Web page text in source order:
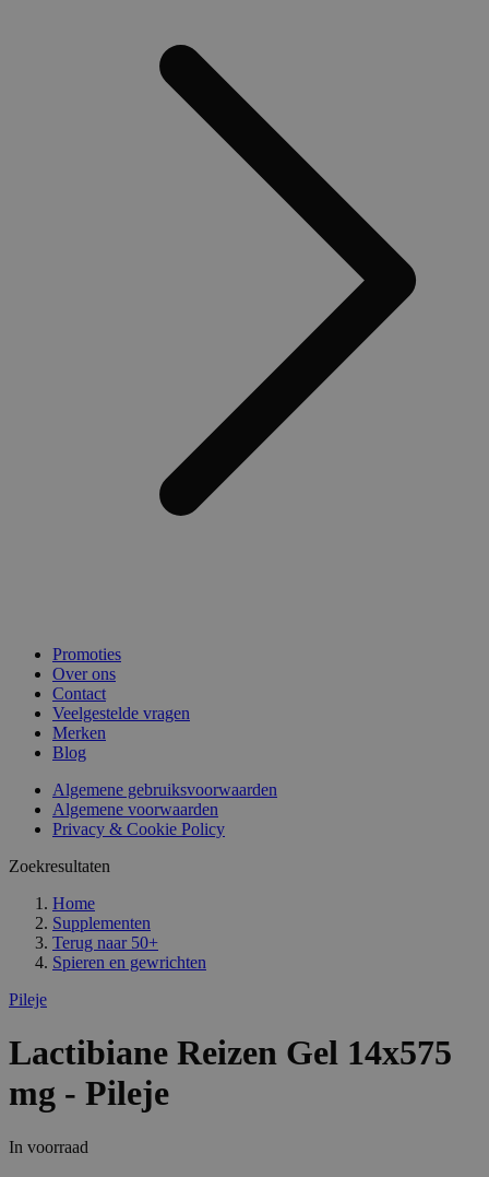
Promoties
Over ons
Contact
Veelgestelde vragen
Merken
Blog
Algemene gebruiksvoorwaarden
Algemene voorwaarden
Privacy & Cookie Policy
Zoekresultaten
Home
Supplementen
Terug naar 50+
Spieren en gewrichten
Pileje
Lactibiane Reizen Gel 14x575
mg - Pileje
In voorraad